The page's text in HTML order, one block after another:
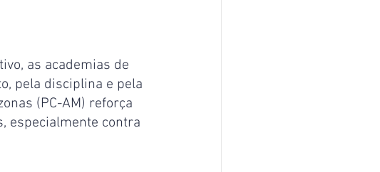
as academias de
pela disciplina e pela
(PC-AM) reforça
especialmente contra